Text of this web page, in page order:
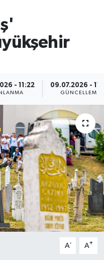
- 11:22 09.07.2026 -
GÜNCELLEME
A- A+